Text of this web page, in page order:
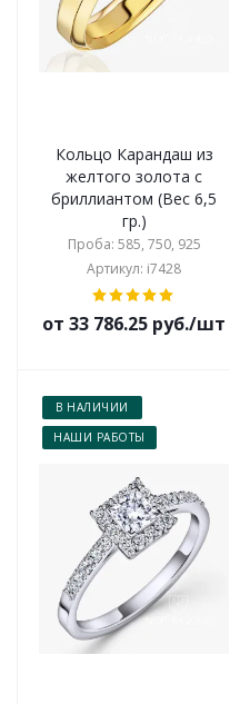
Кольцо Карандаш из
желтого золота с
бриллиантом (Вес 6,5
гр.)
Проба: 585, 750, 925
Артикул: i7428
от 33 786.25 руб./шт
В НАЛИЧИИ
НАШИ РАБОТЫ